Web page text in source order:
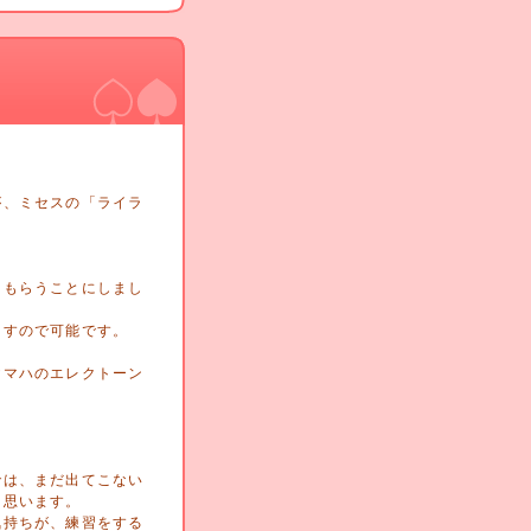
ミセスの「ライラ
らうことにしまし
ので可能です。
ハのエレクトーン
、まだ出てこない
います。
ちが、練習をする